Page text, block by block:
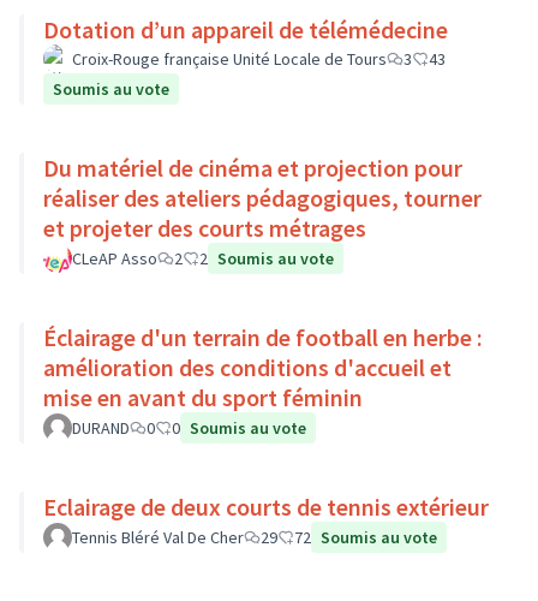
Dotation d’un appareil de télémédecine
Croix-Rouge française Unité Locale de Tours 3
43
Soumis au vote
Du matériel de cinéma et projection pour
réaliser des ateliers pédagogiques, tourner
et projeter des courts métrages
CLeAP Asso 2 2 Soumis au vote
Éclairage d'un terrain de football en herbe :
amélioration des conditions d'accueil et
mise en avant du sport féminin
DURAND 0 0 Soumis au vote
Eclairage de deux courts de tennis extérieur
Tennis Bléré Val De Cher 29 72 Soumis au vote